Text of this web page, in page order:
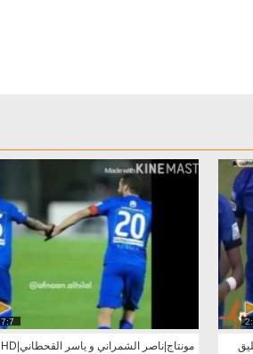
تعليق
7:7
مونتاج|ناصر الشمراني و ياسر القحطاني|HD